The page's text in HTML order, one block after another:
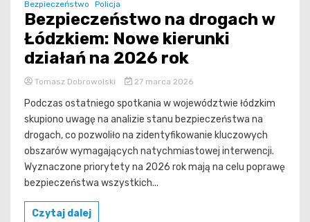
Bezpieczeństwo Policja
Bezpieczeństwo na drogach w
Łódzkiem: Nowe kierunki
działań na 2026 rok
Tomasz Dobrowolski 27 marca 2026
Podczas ostatniego spotkania w województwie łódzkim
skupiono uwagę na analizie stanu bezpieczeństwa na
drogach, co pozwoliło na zidentyfikowanie kluczowych
obszarów wymagających natychmiastowej interwencji.
Wyznaczone priorytety na 2026 rok mają na celu poprawę
bezpieczeństwa wszystkich...
Czytaj dalej